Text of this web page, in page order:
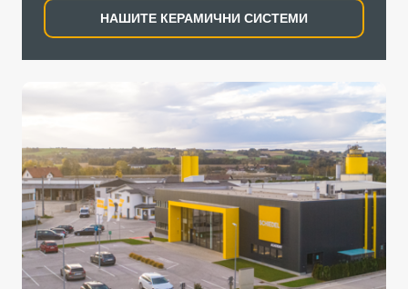
отрицателно и положително налягане.
НАШИТЕ КЕРАМИЧНИ СИСТЕМИ